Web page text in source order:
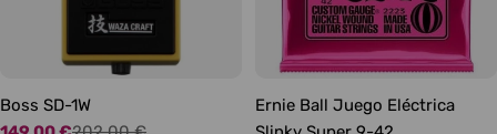
Boss SD-1W
Ernie Ball Juego Eléctrica